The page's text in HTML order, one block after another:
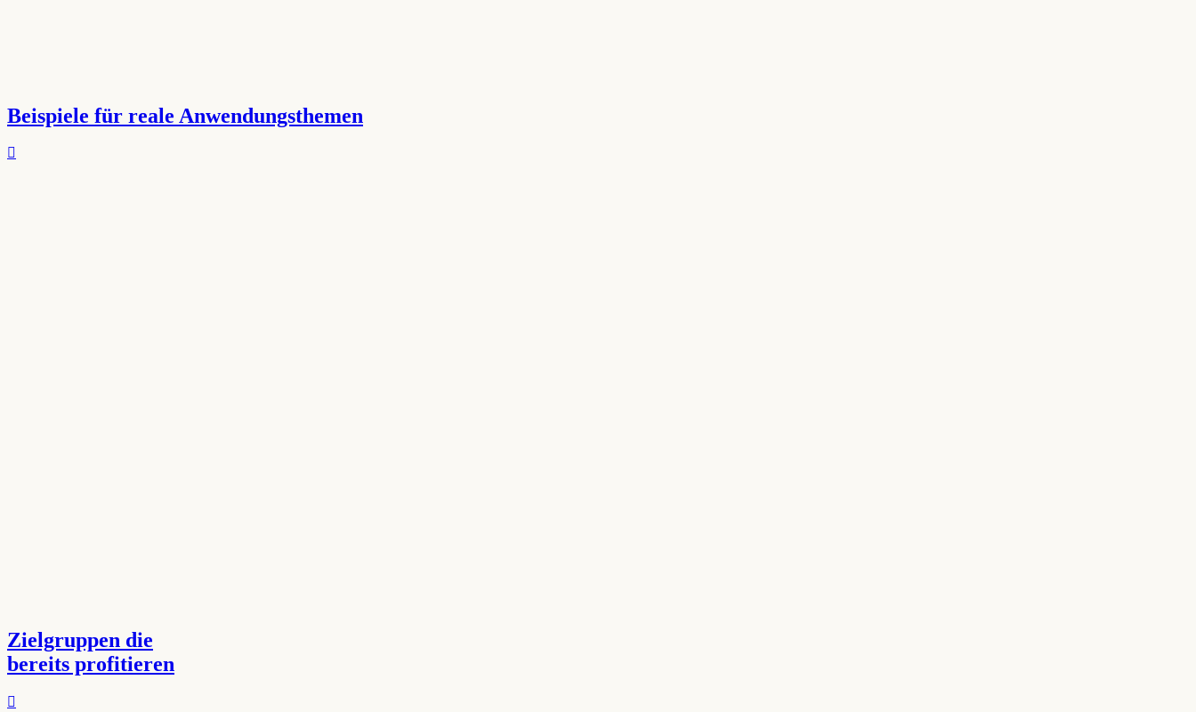
Beispiele für reale Anwendungsthemen
Zielgruppen die
bereits profitieren